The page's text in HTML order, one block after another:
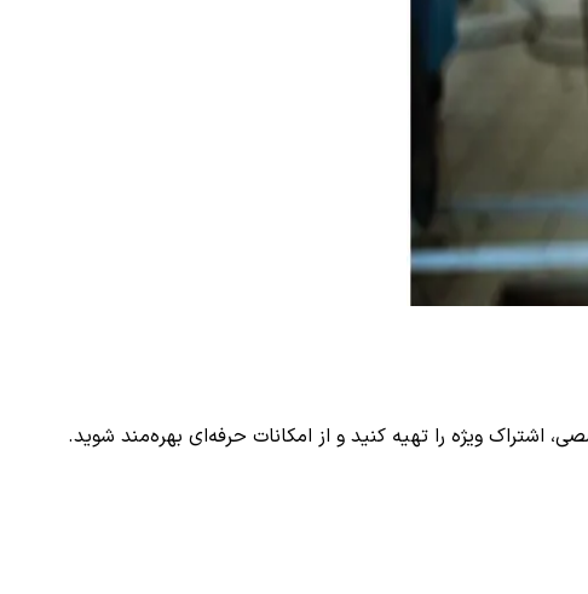
ویژه را تهیه کنید و از امکانات حرفه‌ای بهره‌مند شوید.